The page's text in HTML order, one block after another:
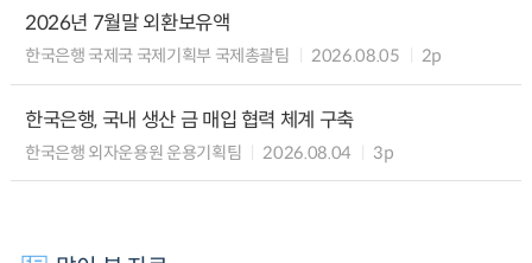
2026년 7월말 외환보유액
한국은행 국제국 국제기획부 국제총괄팀 2026.08.05 2p
한국은행, 국내 생산 금 매입 협력 체계 구축
한국은행 외자운용원 운용기획팀 2026.08.04 3p